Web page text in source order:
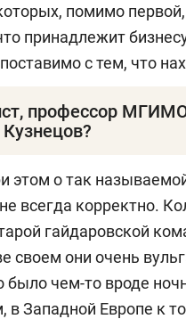
помимо
принадлежит
с тем, что
профессор
экономических
Института
МГИМО МИД
трансформаций:
этом о так
всегда корректно.
гайдаровской
своем они очень
было чем-то вроде
в Западной Европе к